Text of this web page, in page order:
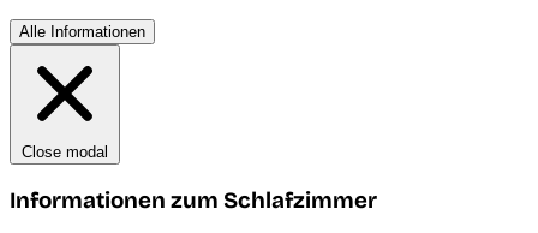
Alle Informationen
Close modal
Informationen zum Schlafzimmer